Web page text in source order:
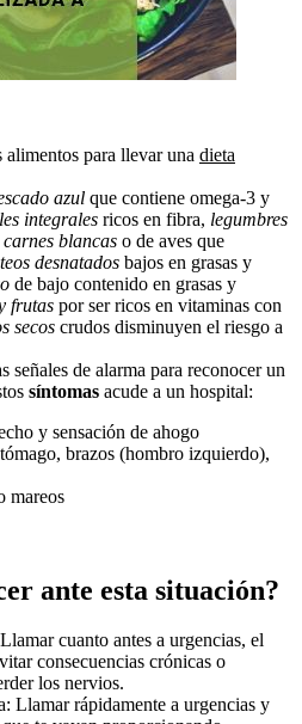
alimentos para llevar una dieta
azul que contiene omega-3 y
integrales ricos en fibra, legumbres
carnes blancas o de aves que
desnatados bajos en grasas y
de bajo contenido en grasas y
frutas por ser ricos en vitaminas con
secos crudos disminuyen el riesgo a
señales de alarma para reconocer un
síntomas acude a un hospital:
y sensación de ahogo
brazos (hombro izquierdo),
mareos
ante esta situación?
cuanto antes a urgencias, el
consecuencias crónicas o
los nervios.
Llamar rápidamente a urgencias y